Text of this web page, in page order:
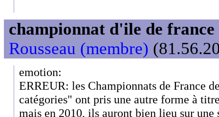
championnat d'ile de
Rousseau (membre)
emotion:
ERREUR: les Championnats de France
catégories" ont pris une autre forme à
mais en 2010, ils auront bien lieu sur